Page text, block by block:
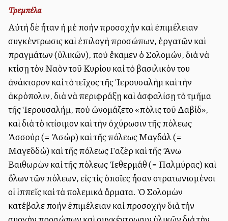
Τρεμπέλα
Αὐτὴ δὲ ἦταν ἡ μὲ πολλὴν προσοχὴν καὶ ἐπιμέλειαν
συγκέντρωσις καὶ ἐπιλογὴ προσώπων, ἐργατῶν καὶ
πραγμάτων (ὑλικῶν), ποὺ ἔκαμεν ὁ Σολομών, διὰ νὰ
κτίσῃ τὸν Ναὸν τοῦ Κυρίου καὶ τὸ βασιλικόν του
ἀνάκτορον καὶ τὸ τεῖχος τῆς Ἱερουσαλὴμ καὶ τὴν
ἀκρόπολιν, διὰ νὰ περιφράξῃ καὶ ἀσφαλίσῃ τὸ τμῆμα
τῆς Ἱερουσαλήμ, ποὺ ὠνομάζετο «πόλις τοῦ Δαβίδ»,
καὶ διὰ τὸ κτίσιμον καὶ τὴν ὀχύρωσιν τῆς πόλεως
Ἀσσούρ (= Ἀσώρ) καὶ τῆς πόλεως Μαγδάλ (=
Μαγεδδώ) καὶ τῆς πόλεως Γαζὲρ καὶ τῆς Ἄνω
Βαιθωρὼν καὶ τῆς πόλεως Ἰεθερμάθ (= Παλμύρας) καὶ
ὅλων τῶν πόλεων, εἰς τὶς ὁποῖες ἦσαν στρατωνισμένοι
οἱ ἱππεῖς καὶ τὰ πολεμικὰ ἅρματα. Ὁ Σολομὼν
κατέβαλε πολλὴν ἐπιμέλειαν καὶ προσοχὴν διὰ τὴν